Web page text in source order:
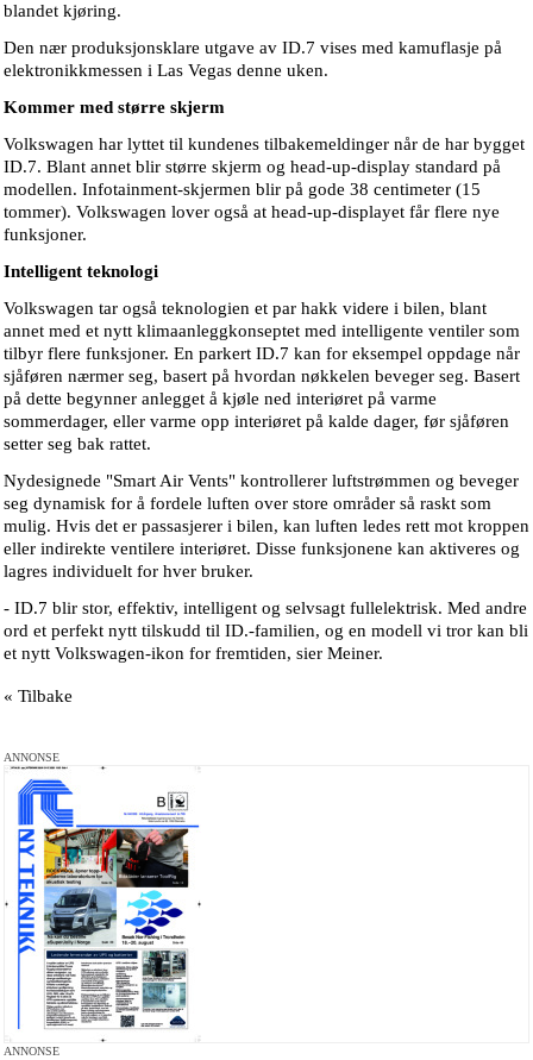
blandet kjøring.
Den nær produksjonsklare utgave av ID.7 vises med kamuflasje på
elektronikkmessen i Las Vegas denne uken.
Kommer med større skjerm
Volkswagen har lyttet til kundenes tilbakemeldinger når de har bygget
ID.7. Blant annet blir større skjerm og head-up-display standard på
modellen. Infotainment-skjermen blir på gode 38 centimeter (15
tommer). Volkswagen lover også at head-up-displayet får flere nye
funksjoner.
Intelligent teknologi
Volkswagen tar også teknologien et par hakk videre i bilen, blant
annet med et nytt klimaanleggkonseptet med intelligente ventiler som
tilbyr flere funksjoner. En parkert ID.7 kan for eksempel oppdage når
sjåføren nærmer seg, basert på hvordan nøkkelen beveger seg. Basert
på dette begynner anlegget å kjøle ned interiøret på varme
sommerdager, eller varme opp interiøret på kalde dager, før sjåføren
setter seg bak rattet.
Nydesignede "Smart Air Vents" kontrollerer luftstrømmen og beveger
seg dynamisk for å fordele luften over store områder så raskt som
mulig. Hvis det er passasjerer i bilen, kan luften ledes rett mot kroppen
eller indirekte ventilere interiøret. Disse funksjonene kan aktiveres og
lagres individuelt for hver bruker.
- ID.7 blir stor, effektiv, intelligent og selvsagt fullelektrisk. Med andre
ord et perfekt nytt tilskudd til ID.-familien, og en modell vi tror kan bli
et nytt Volkswagen-ikon for fremtiden, sier Meiner.
« Tilbake
ANNONSE
ANNONSE